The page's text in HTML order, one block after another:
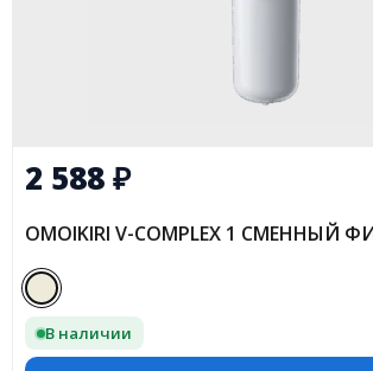
2 588₽
OMOIKIRI V-COMPLEX 1 СМЕННЫЙ
В наличии